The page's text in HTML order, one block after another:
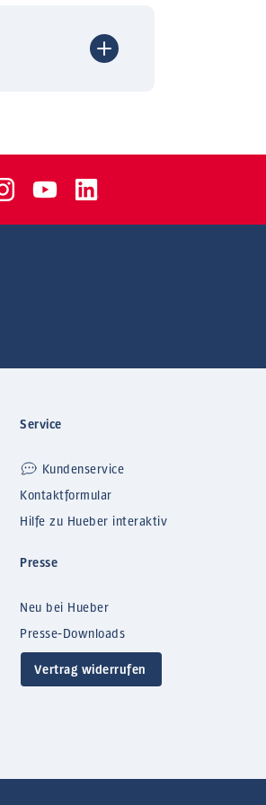
Service
Kundenservice
Kontaktformular
Hilfe zu Hueber interaktiv
Presse
Neu bei Hueber
Presse-Downloads
Vertrag widerrufen